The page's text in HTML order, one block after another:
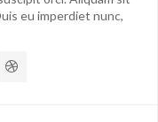
eu imperdiet nunc,